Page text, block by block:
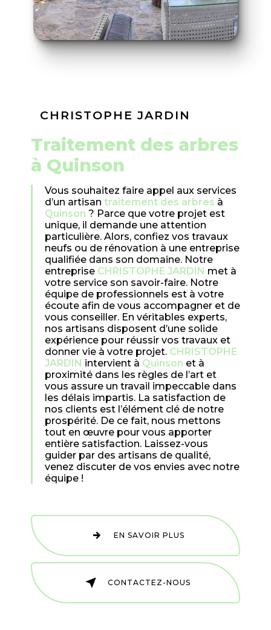
CHRISTOPHE JARDIN
traitement des arbres
à Quinson
Vous souhaitez faire appel aux services
d’un artisan traitement des arbres à
Quinson ? Parce que votre projet est
unique, il demande une attention
particulière. Alors, confiez vos travaux
neufs ou de rénovation à une entreprise
qualifiée dans son domaine. Notre
entreprise CHRISTOPHE JARDIN met à
votre service son savoir-faire. Notre
équipe de professionnels est à votre
écoute afin de vous accompagner et de
vous conseiller. En véritables experts,
nos artisans disposent d’une solide
expérience pour réussir vos travaux et
donner vie à votre projet. CHRISTOPHE
JARDIN intervient à Quinson et à
proximité dans les règles de l’art et
vous assure un travail impeccable dans
les délais impartis. La satisfaction de
nos clients est l’élément clé de notre
prospérité. De ce fait, nous mettons
tout en œuvre pour vous apporter
entière satisfaction. Laissez-vous
guider par des artisans de qualité,
venez discuter de vos envies avec notre
équipe !
EN SAVOIR PLUS
CONTACTEZ-NOUS